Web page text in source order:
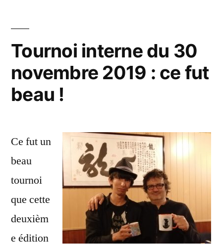
Tournoi interne du 30
novembre 2019 : ce fut
beau !
Ce fut un
beau
tournoi
que cette
deuxièm
e édition